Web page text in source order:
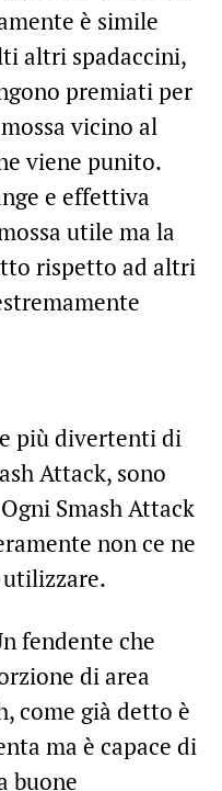
è simile
altri spadaccini,
premiati per
vicino al
viene punito.
e effettiva
utile ma la
rispetto ad altri
più divertenti di
Attack, sono
Smash Attack
non ce ne
utilizzare.
fendente che
di area
come già detto è
ma è capace di
buone